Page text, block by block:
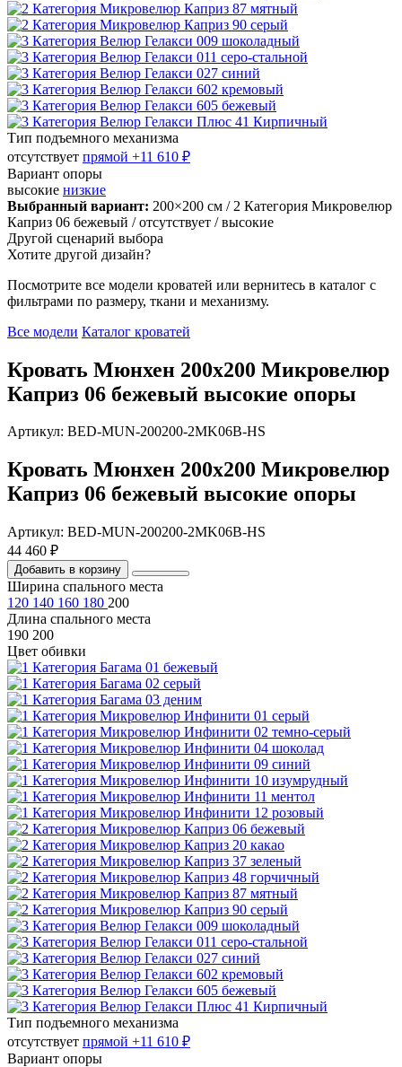
Тип подъемного механизма
отсутствует прямой +11 610 ₽
Вариант опоры
высокие низкие
Выбранный вариант: 200×200 см / 2 Категория Микровелюр
Каприз 06 бежевый / отсутствует / высокие
Другой сценарий выбора
Хотите другой дизайн?
Посмотрите все модели кроватей или вернитесь в каталог с
фильтрами по размеру, ткани и механизму.
Все модели Каталог кроватей
Кровать Мюнхен 200х200 Микровелюр
Каприз 06 бежевый высокие опоры
Артикул: BED-MUN-200200-2MK06B-HS
Кровать Мюнхен 200х200 Микровелюр
Каприз 06 бежевый высокие опоры
Артикул: BED-MUN-200200-2MK06B-HS
44 460 ₽
Добавить в корзину
Ширина спального места
120 140 160 180 200
Длина спального места
190 200
Цвет обивки
Тип подъемного механизма
отсутствует прямой +11 610 ₽
Вариант опоры